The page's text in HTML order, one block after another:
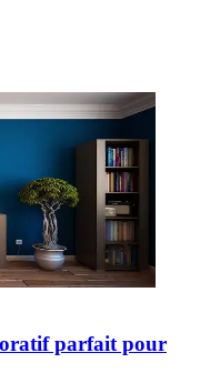
parfait pour